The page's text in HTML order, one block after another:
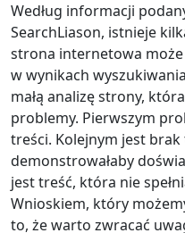
Według informacji
SearchLiason, istnieje
strona internetowa
w wynikach
małą analizę strony,
problemy. Pierwszym
treści. Kolejnym jest
demonstrowałaby
jest treść, która nie
Wnioskiem, który
to, że warto zwracać